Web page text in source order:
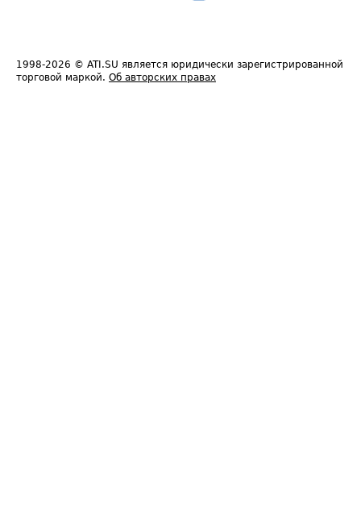
1998-2026 © ATI.SU является юридически зарегистрированной
торговой маркой. Об авторских правах